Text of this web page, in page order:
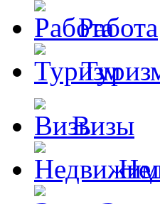
Работа
Визы